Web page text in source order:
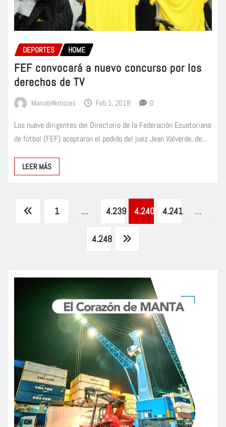
DEPORTES HOME
FEF convocará a nuevo concurso por los
derechos de TV
ManabiNoticias Feb 1, 2018 0
Los nueve dirigentes del Directorio de la Federación Ecuatoriana
de fútbol (FEF) aceptaron el pedido del juez Jean Valverde, de…
LEER MÁS
Paginación
entradas
1 … 4.239 4.240 4.241 …
4.248